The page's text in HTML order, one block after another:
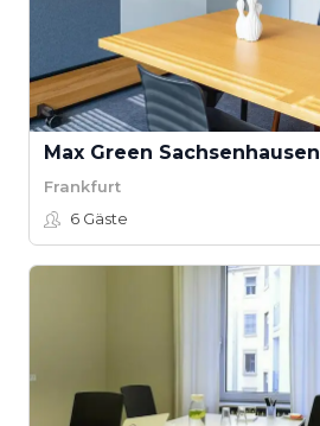
Max Green Sachsenhausen
Frankfurt
6 Gäste